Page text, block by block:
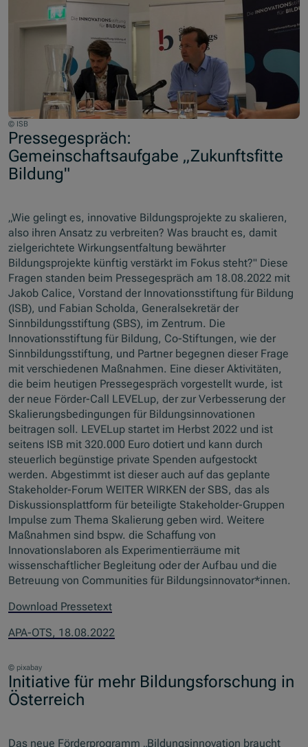
© ISB
Pressegespräch:
Gemeinschaftsaufgabe „Zukunftsfitte
Bildung"
„Wie gelingt es, innovative Bildungsprojekte zu skalieren,
also ihren Ansatz zu verbreiten? Was braucht es, damit
zielgerichtete Wirkungsentfaltung bewährter
Bildungsprojekte künftig verstärkt im Fokus steht?" Diese
Fragen standen beim Pressegespräch am 18.08.2022 mit
Jakob Calice, Vorstand der Innovationsstiftung für Bildung
(ISB), und Fabian Scholda, Generalsekretär der
Sinnbildungsstiftung (SBS), im Zentrum. Die
Innovationsstiftung für Bildung, Co-Stiftungen, wie der
Sinnbildungsstiftung, und Partner begegnen dieser Frage
mit verschiedenen Maßnahmen. Eine dieser Aktivitäten,
die beim heutigen Pressegespräch vorgestellt wurde, ist
der neue Förder-Call LEVELup, der zur Verbesserung der
Skalierungsbedingungen für Bildungsinnovationen
beitragen soll. LEVELup startet im Herbst 2022 und ist
seitens ISB mit 320.000 Euro dotiert und kann durch
steuerlich begünstige private Spenden aufgestockt
werden. Abgestimmt ist dieser auch auf das geplante
Stakeholder-Forum WEITER WIRKEN der SBS, das als
Diskussionsplattform für beteiligte Stakeholder-Gruppen
Impulse zum Thema Skalierung geben wird. Weitere
Maßnahmen sind bspw. die Schaffung von
Innovationslaboren als Experimentierräume mit
wissenschaftlicher Begleitung oder der Aufbau und die
Betreuung von Communities für Bildungsinnovator*innen.
Download Pressetext
APA-OTS, 18.08.2022
© pixabay
Initiative für mehr Bildungsforschung in
Österreich
Das neue Förderprogramm „Bildungsinnovation braucht